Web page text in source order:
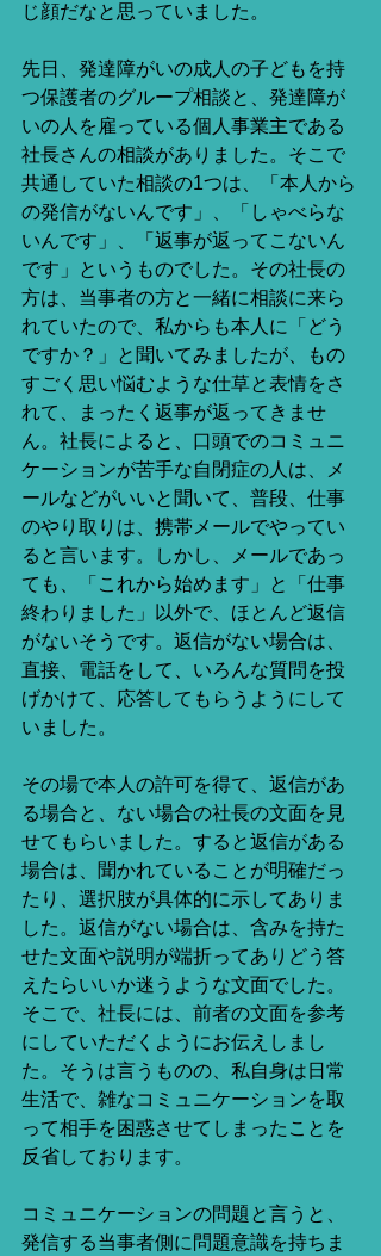
じ顔だなと思っていました。
先日、発達障がいの成人の子どもを持
つ保護者のグループ相談と、発達障が
いの人を雇っている個人事業主である
社長さんの相談がありました。そこで
共通していた相談の1つは、「本人から
の発信がないんです」、「しゃべらな
いんです」、「返事が返ってこないん
です」というものでした。その社長の
方は、当事者の方と一緒に相談に来ら
れていたので、私からも本人に「どう
ですか？」と聞いてみましたが、もの
すごく思い悩むような仕草と表情をさ
れて、まったく返事が返ってきませ
ん。社長によると、口頭でのコミュニ
ケーションが苦手な自閉症の人は、メ
ールなどがいいと聞いて、普段、仕事
のやり取りは、携帯メールでやってい
ると言います。しかし、メールであっ
ても、「これから始めます」と「仕事
終わりました」以外で、ほとんど返信
がないそうです。返信がない場合は、
直接、電話をして、いろんな質問を投
げかけて、応答してもらうようにして
いました。
その場で本人の許可を得て、返信があ
る場合と、ない場合の社長の文面を見
せてもらいました。すると返信がある
場合は、聞かれていることが明確だっ
たり、選択肢が具体的に示してありま
した。返信がない場合は、含みを持た
せた文面や説明が端折ってありどう答
えたらいいか迷うような文面でした。
そこで、社長には、前者の文面を参考
にしていただくようにお伝えしまし
た。そうは言うものの、私自身は日常
生活で、雑なコミュニケーションを取
って相手を困惑させてしまったことを
反省しております。
コミュニケーションの問題と言うと、
発信する当事者側に問題意識を持ちま